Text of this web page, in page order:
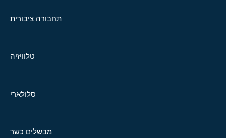
תחבורה ציבורית
טלוויזיה
סלולארי
מבשלים כשר